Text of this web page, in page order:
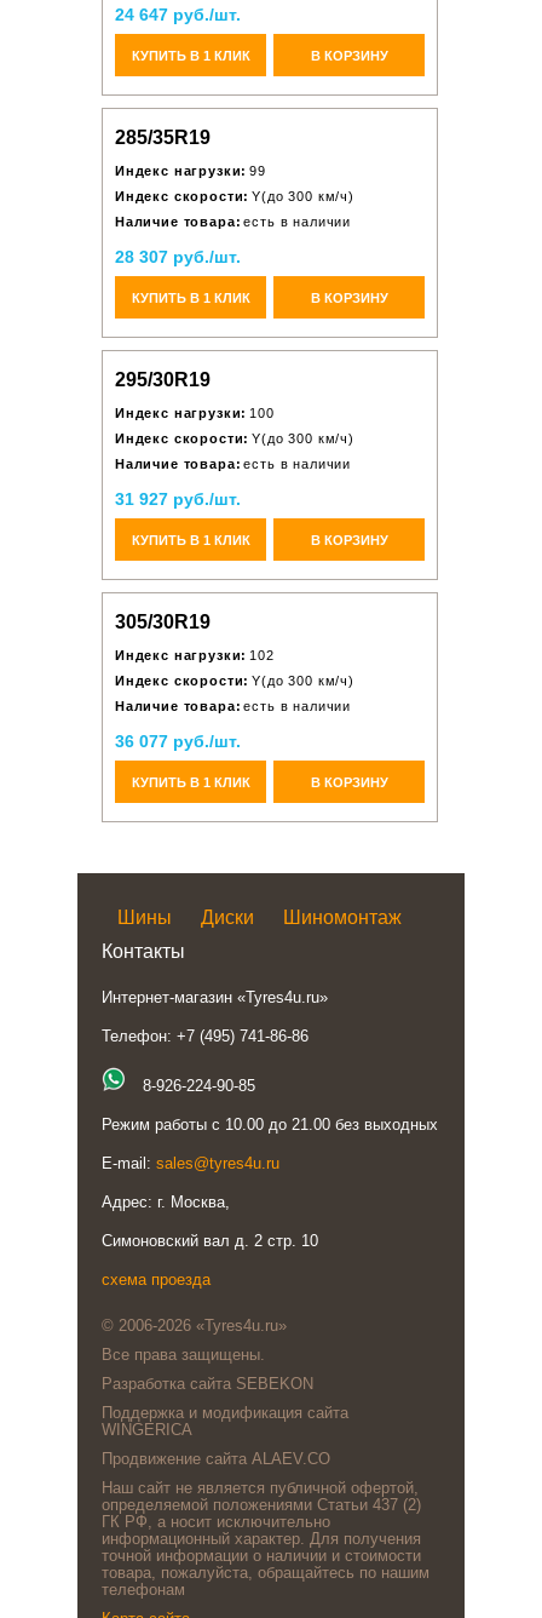
24 647 руб./шт.
КУПИТЬ В 1 КЛИК В КОРЗИНУ
285/35R19
Индекс нагрузки: 99
Индекс скорости: Y(до 300 км/ч)
Наличие товара: есть в наличии
28 307 руб./шт.
КУПИТЬ В 1 КЛИК В КОРЗИНУ
295/30R19
Индекс нагрузки: 100
Индекс скорости: Y(до 300 км/ч)
Наличие товара: есть в наличии
31 927 руб./шт.
КУПИТЬ В 1 КЛИК В КОРЗИНУ
305/30R19
Индекс нагрузки: 102
Индекс скорости: Y(до 300 км/ч)
Наличие товара: есть в наличии
36 077 руб./шт.
КУПИТЬ В 1 КЛИК В КОРЗИНУ
Шины Диски
Шиномонтаж
Контакты
Интернет-магазин «Tyres4u.ru»
Телефон: +7 (495) 741-86-86
8-926-224-90-85
Режим работы с 10.00 до 21.00 без выходных
E-mail: sales@tyres4u.ru
Адрес: г. Москва,
Симоновский вал д. 2 стр. 10
схема проезда
© 2006-2026 «Tyres4u.ru»
Все права защищены.
Разработка сайта SEBEKON
Поддержка и модификация сайта
WINGERICA
Продвижение сайта ALAEV.CO
Наш сайт не является публичной офертой,
определяемой положениями Статьи 437 (2)
ГК РФ, а носит исключительно
информационный характер. Для получения
точной информации о наличии и стоимости
товара, пожалуйста, обращайтесь по нашим
телефонам